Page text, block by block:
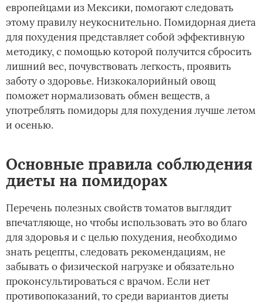
европейцами из Мексики, помогают следовать
этому правилу неукоснительно. Помидорная диета
для похудения представляет собой эффективную
методику, с помощью которой получится сбросить
лишний вес, почувствовать легкость, проявить
заботу о здоровье. Низкокалорийный овощ
поможет нормализовать обмен веществ, а
употреблять помидоры для похудения лучше летом
и осенью.
Основные правила соблюдения
диеты на помидорах
Перечень полезных свойств томатов выглядит
впечатляюще, но чтобы использовать это во благо
для здоровья и с целью похудения, необходимо
знать рецепты, следовать рекомендациям, не
забывать о физической нагрузке и обязательно
проконсультироваться с врачом. Если нет
противопоказаний, то среди вариантов диеты